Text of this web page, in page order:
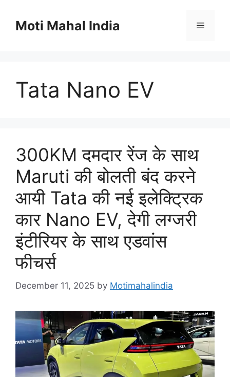
contentMoti Mahal India Menu
Tata Nano EV
300KM दमदार रेंज के साथ
Maruti की बोलती बंद करने
आयी Tata की नई इलेक्ट्रिक
कार Nano EV, देगी लग्जरी
इंटीरियर के साथ एडवांस
फीचर्स
December 11, 2025 by Motimahalindia